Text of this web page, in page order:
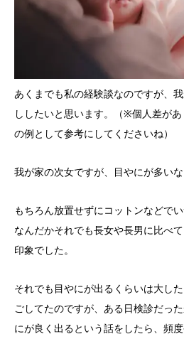
あくまでも私の経験談なのですが、
ししたいと思います。（※個人差が
の例として参考にしてくださいね）
我が家の次女ですが、目やにが多いな
もちろん放置せずにコットンなどで
なんだかそれでも長女や長男に比べ
印象でした。
それでも目やにが出るくらいは大し
ごしてたのですが、ある日検診だっ
にが良く出るという話をしたら、頻